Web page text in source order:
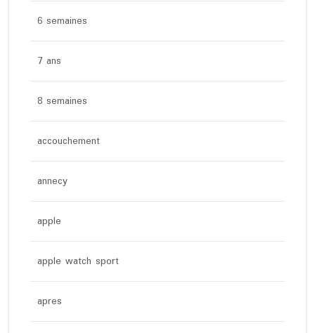
6 semaines
7 ans
8 semaines
accouchement
annecy
apple
apple watch sport
apres